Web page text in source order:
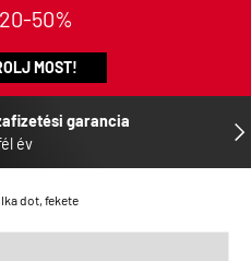
50%
MOST!
garancia
év
dot, fekete